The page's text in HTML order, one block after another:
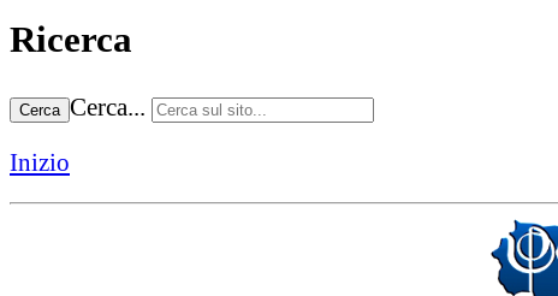
Ricerca
Cerca Cerca...
Inizio